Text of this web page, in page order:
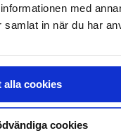
med
in när du har
alla cookies
cookies
auttaa sinua
ja perintään
osaa